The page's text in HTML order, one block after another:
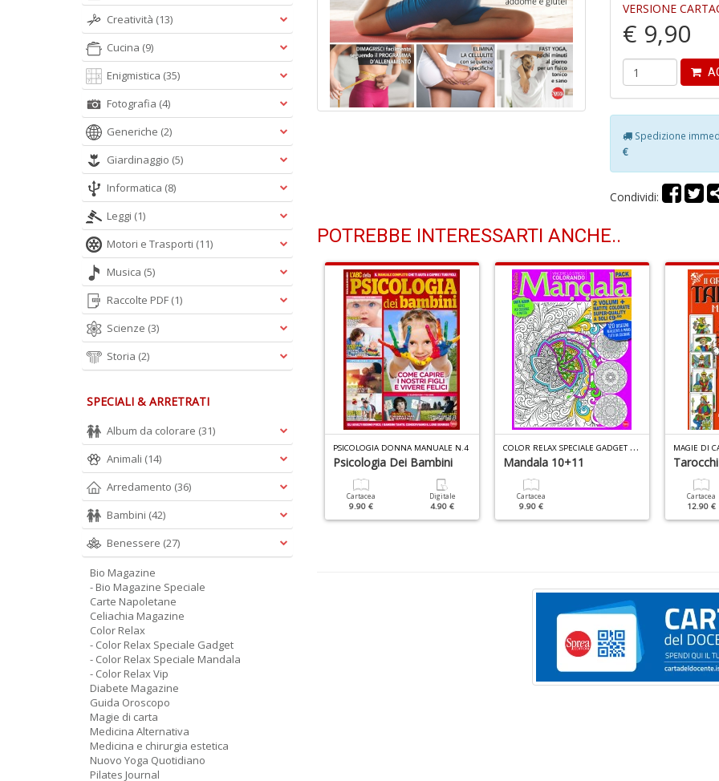
VERSIONE
€ 9,90
Spedizione
€
Condividi:
POTREBBE INTERESSARTI ANCHE..
DONNA MANUALE N.2
Del Corpo
Digitale
4.90 €
COLOR RELAX VIP N.1
Swift
PSICOLOGIA DONNA MANUALE N.4
Psicologia Dei Bambini
Cartacea
9.90 €
Digitale
4.90 €
C
OLOR RELAX SPECIALE GADGET N.1
Mandala 10+11
Cartacea
9.90 €
MAGIE DI
Cartacea
12.90 €
Creatività (13)
Cucina (9)
Enigmistica (35)
Fotografia (4)
Generiche (2)
Giardinaggio (5)
Informatica (8)
Leggi (1)
Motori e Trasporti (11)
Musica (5)
Raccolte PDF (1)
Scienze (3)
Storia (2)
SPECIALI & ARRETRATI
Album da colorare (31)
Animali (14)
Arredamento (36)
Bambini (42)
Benessere (27)
Bio Magazine
- Bio Magazine Speciale
Carte Napoletane
Celiachia Magazine
Color Relax
- Color Relax Speciale Gadget
- Color Relax Speciale Mandala
- Color Relax Vip
Diabete Magazine
Guida Oroscopo
Magie di carta
Medicina Alternativa
Medicina e chirurgia estetica
Nuovo Yoga Quotidiano
Pilates Journal